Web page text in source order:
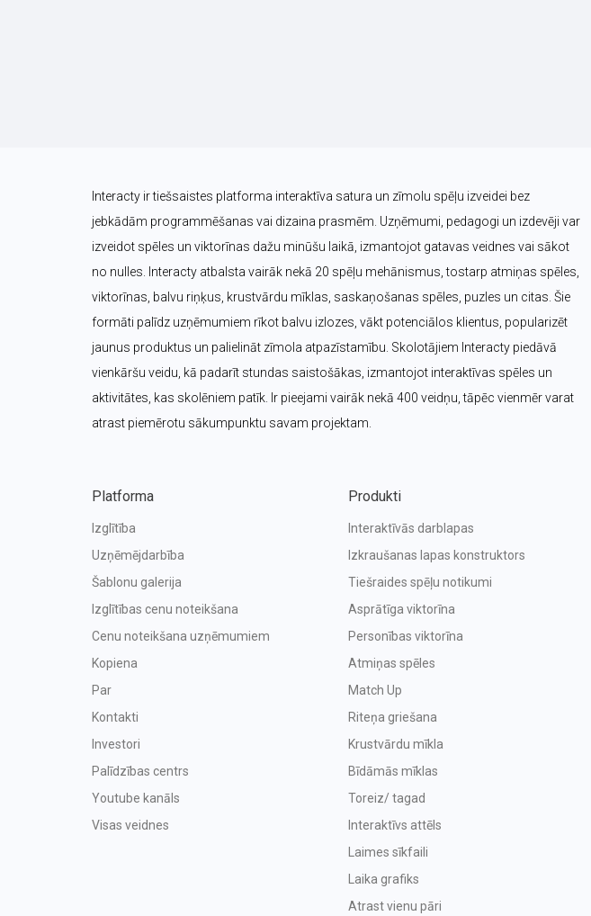
Interacty ir tiešsaistes platforma interaktīva satura un zīmolu spēļu izveidei bez
jebkādām programmēšanas vai dizaina prasmēm. Uzņēmumi, pedagogi un izdevēji var
izveidot spēles un viktorīnas dažu minūšu laikā, izmantojot gatavas veidnes vai sākot
no nulles. Interacty atbalsta vairāk nekā 20 spēļu mehānismus, tostarp atmiņas spēles,
viktorīnas, balvu riņķus, krustvārdu mīklas, saskaņošanas spēles, puzles un citas. Šie
formāti palīdz uzņēmumiem rīkot balvu izlozes, vākt potenciālos klientus, popularizēt
jaunus produktus un palielināt zīmola atpazīstamību. Skolotājiem Interacty piedāvā
vienkāršu veidu, kā padarīt stundas saistošākas, izmantojot interaktīvas spēles un
aktivitātes, kas skolēniem patīk. Ir pieejami vairāk nekā 400 veidņu, tāpēc vienmēr varat
atrast piemērotu sākumpunktu savam projektam.
Platforma
Izglītība
Uzņēmējdarbība
Šablonu galerija
Izglītības cenu noteikšana
Cenu noteikšana uzņēmumiem
Kopiena
Par
Kontakti
Investori
Palīdzības centrs
Youtube kanāls
Visas veidnes
Produkti
Interaktīvās darblapas
Izkraušanas lapas konstruktors
Tiešraides spēļu notikumi
Asprātīga viktorīna
Personības viktorīna
Atmiņas spēles
Match Up
Riteņa griešana
Krustvārdu mīkla
Bīdāmās mīklas
Toreiz/ tagad
Interaktīvs attēls
Laimes sīkfaili
Laika grafiks
Atrast vienu pāri